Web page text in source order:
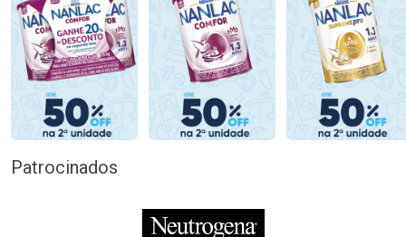
Patrocinados